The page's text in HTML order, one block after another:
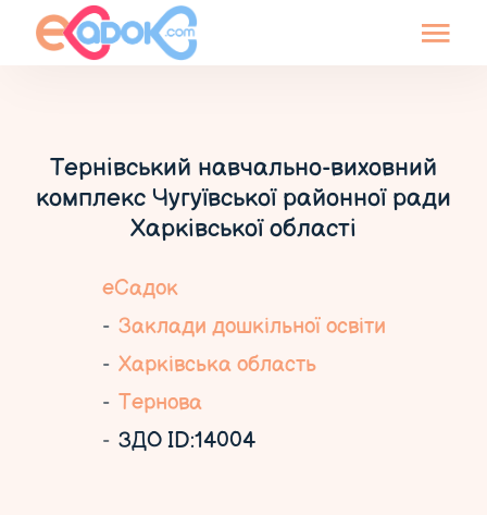
Тернівський навчально-виховний
комплекс Чугуївської районної ради
Харківської області
еСадок
Заклади дошкільної освіти
Харківська область
Тернова
ЗДО ID:14004